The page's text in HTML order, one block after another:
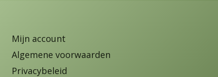
Mijn account
Algemene voorwaarden
Privacybeleid